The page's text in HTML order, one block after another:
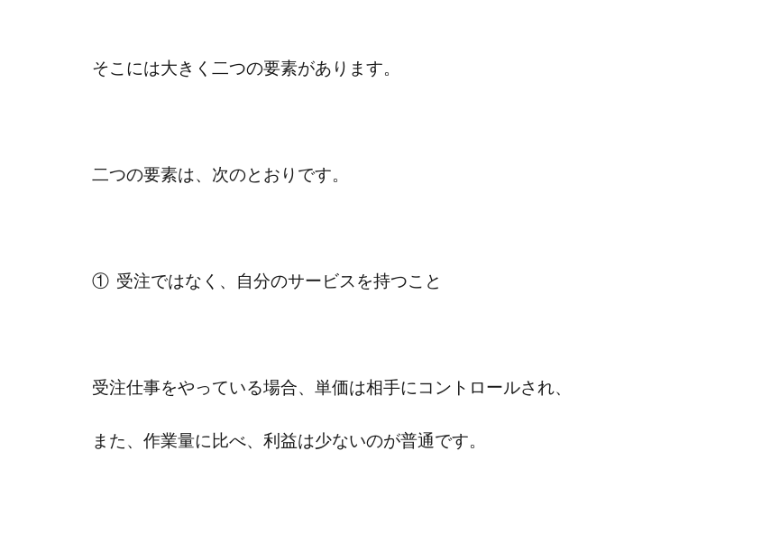
そこには大きく二つの要素があります。
二つの要素は、次のとおりです。
① 受注ではなく、自分のサービスを持つこと
受注仕事をやっている場合、単価は相手にコントロールされ、
また、作業量に比べ、利益は少ないのが普通です。